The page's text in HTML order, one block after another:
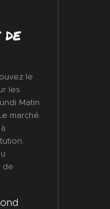
le
les
Matin
marché
de